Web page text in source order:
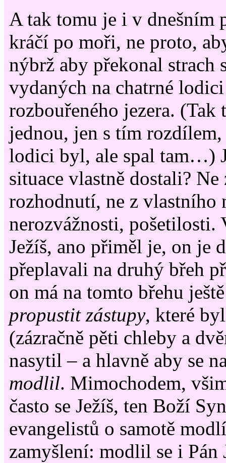
A tak tomu je i v dnešním
kráčí po moři, ne proto,
nýbrž aby překonal strach
vydaných na chatrné
rozbouřeného jezera.
jednou, jen s tím rozdílem,
lodici byl, ale spal tam…)
situace vlastně dostali?
rozhodnutí, ne z vlastního
nerozvážnosti, pošetilosti.
Ježíš, ano přiměl je, on je
přeplavali na druhý břeh
on má na tomto břehu
propustit zástupy, které
(zázračně pěti chleby a
nasytil – a hlavně aby se
modlil. Mimochodem,
často se Ježíš, ten Boží
evangelistů o samotě
zamyšlení: modlil se i Pán